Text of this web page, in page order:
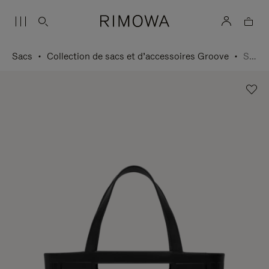
Sacs Collection de sacs et d’accessoires Groove Sac Cabas